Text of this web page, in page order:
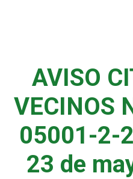
AVISO
VECINOS
05001-2-
23 de